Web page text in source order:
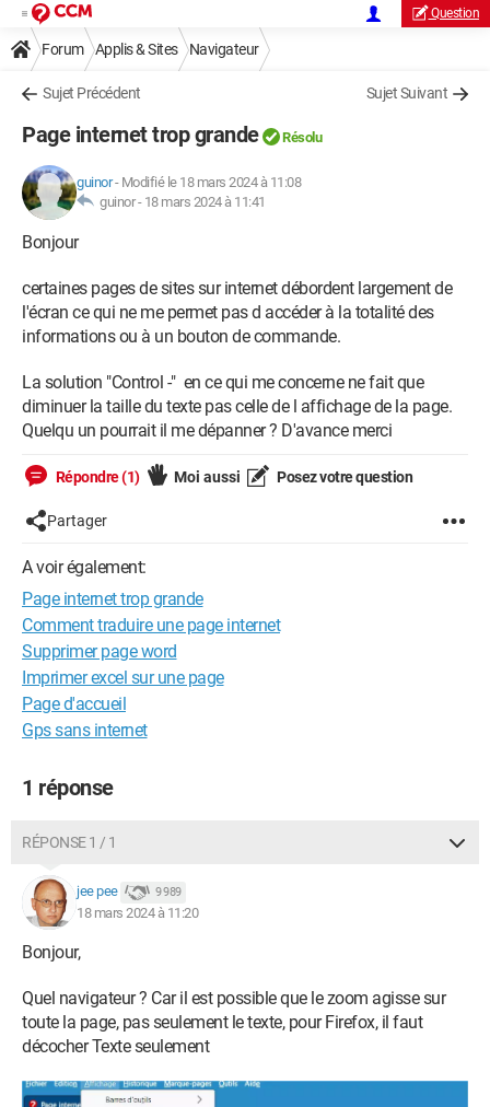
Question
Forum Applis & Sites Navigateur
Sujet Précédent Sujet Suivant
Page internet trop grande Résolu
guinor- Modifié le 18 mars 2024 à 11:08
guinor - 18 mars 2024 à 11:41
Bonjour
certaines pages de sites sur internet débordent largement de
l'écran ce qui ne me permet pas d accéder à la totalité des
informations ou à un bouton de commande.
La solution "Control -" en ce qui me concerne ne fait que
diminuer la taille du texte pas celle de l affichage de la page.
Quelqu un pourrait il me dépanner ? D'avance merci
Répondre (1) Moi aussi Posez votre question
Partager
A voir également:
Page internet trop grande
Comment traduire une page internet
Supprimer page word
Imprimer excel sur une page
Page d'accueil
Gps sans internet
1 réponse
RÉPONSE 1 / 1
jee pee 9 989
18 mars 2024 à 11:20
Bonjour,
Quel navigateur ? Car il est possible que le zoom agisse sur
toute la page, pas seulement le texte, pour Firefox, il faut
décocher Texte seulement